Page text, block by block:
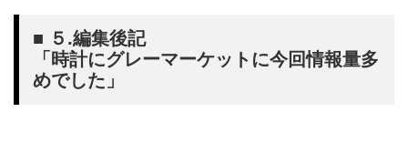
■ ５.編集後記
「時計にグレーマーケットに今回情報量多
めでした」